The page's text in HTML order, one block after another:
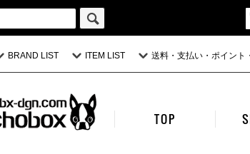
BRAND LIST ITEM LIST 送料・支払い・ポイント
TOP